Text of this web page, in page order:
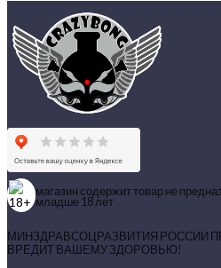
магазин содержит товар не
младше 18 лет
МИНЗДРАВСОЦРАЗВИТИЯ РОССИИ
ВРЕДИТ ВАШЕМУ ЗДОРОВЬЮ!